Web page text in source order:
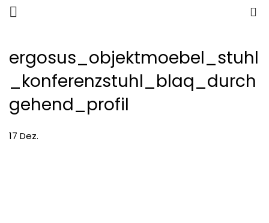
ergosus_objektmoebel_stuhl
_konferenzstuhl_blaq_durch
gehend_profil
17 Dez.